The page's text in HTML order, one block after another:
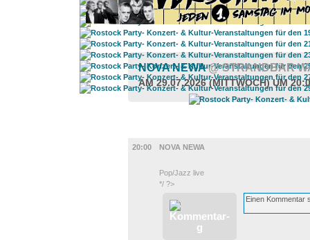
NOVA NEWA@ STRANDBAR
AM 29.07.2026 (MITTWOCH) UM
20:00
NOVA NEWA
Pop/Jazz live
*/ ?>